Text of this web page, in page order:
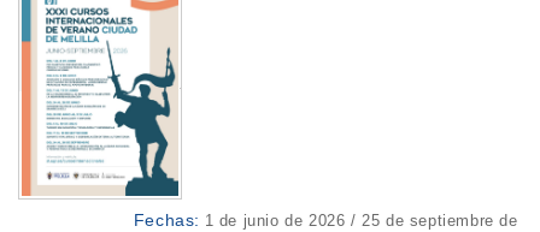
Fechas: 1 de junio de 2026 / 25 de septiembre de